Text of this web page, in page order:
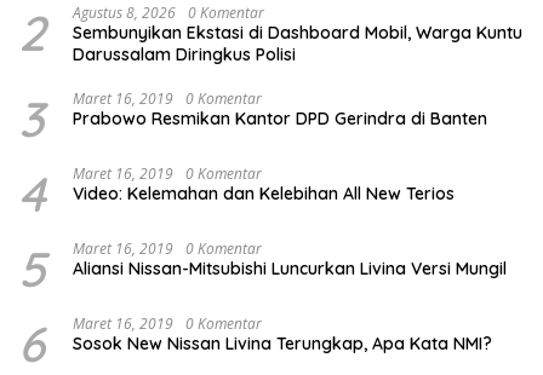
2 Agustus 8, 2026 0 Komentar
Sembunyikan Ekstasi di Dashboard Mobil, Warga Kuntu
Darussalam Diringkus Polisi
3 Maret 16, 2019 0 Komentar
Prabowo Resmikan Kantor DPD Gerindra di Banten
4 Maret 16, 2019 0 Komentar
Video: Kelemahan dan Kelebihan All New Terios
5 Maret 16, 2019 0 Komentar
Aliansi Nissan-Mitsubishi Luncurkan Livina Versi Mungil
6 Maret 16, 2019 0 Komentar
Sosok New Nissan Livina Terungkap, Apa Kata NMI?